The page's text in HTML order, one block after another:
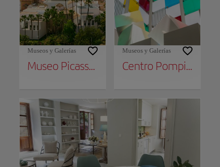
Museos y Galerías
Museo Picasso Málaga
Museos y Galerías
Centro Pompidou Málaga